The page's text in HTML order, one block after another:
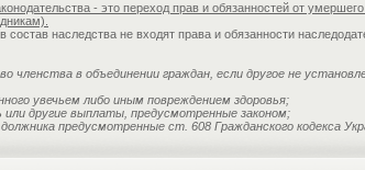
- это переход прав и обязанностей от
состав наследства не входят права и обязанности
членства в объединении граждан, если другое не
увечьем либо иным повреждением здоровья;
другие выплаты, предусмотренные законом;
предусмотренные ст. 608 Гражданского кодекса